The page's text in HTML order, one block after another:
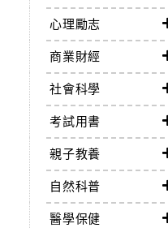
心理勵志
商業財經
社會科學
考試用書
親子教養
自然科普
醫學保健